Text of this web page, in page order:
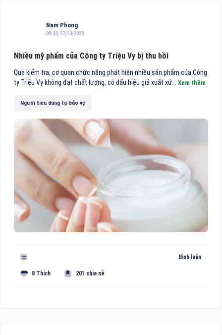
Nam Phong
09:33, 27/10/2023
Nhiều mỹ phẩm của Công ty Triệu Vy bị thu hồi
Qua kiểm tra, cơ quan chức năng phát hiện nhiều sản phẩm của Công
ty Triệu Vy không đạt chất lượng, có dấu hiệu giả xuất xứ... Xem thêm
Người tiêu dùng tự bảo vệ
Bình luận
8 Thích 201 chia sẻ